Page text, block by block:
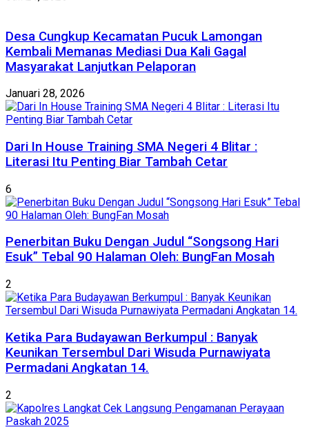
Desa Cungkup Kecamatan Pucuk Lamongan
Kembali Memanas Mediasi Dua Kali Gagal
Masyarakat Lanjutkan Pelaporan
Januari 28, 2026
Dari In House Training SMA Negeri 4 Blitar :
Literasi Itu Penting Biar Tambah Cetar
6
Penerbitan Buku Dengan Judul “Songsong Hari
Esuk” Tebal 90 Halaman Oleh: BungFan Mosah
2
Ketika Para Budayawan Berkumpul : Banyak
Keunikan Tersembul Dari Wisuda Purnawiyata
Permadani Angkatan 14.
2